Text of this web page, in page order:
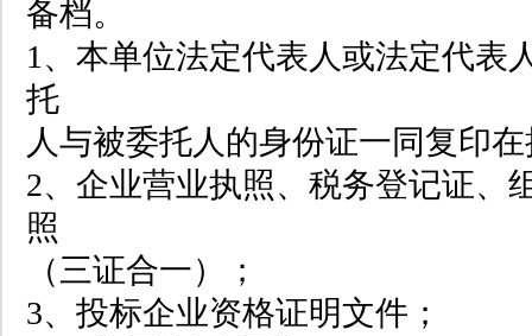
备档。
1、本单位法定代表人或法定代表
托
人与被委托人的身份证一同复印
2、企业营业执照、税务登记证、
照
（三证合一）；
3、投标企业资格证明文件；